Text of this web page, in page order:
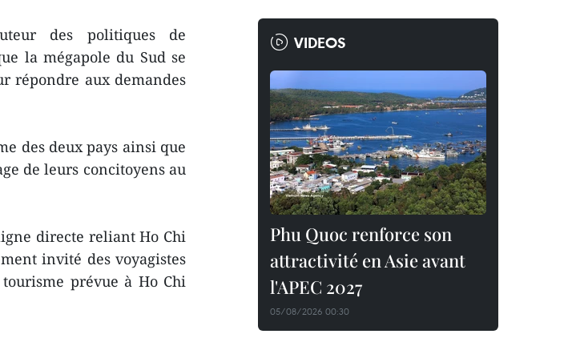
des politiques de
la mégapole du Sud se
répondre aux demandes
des deux pays ainsi que
de leurs concitoyens au
directe reliant Ho Chi
invité des voyagistes
prévue à Ho Chi
VIDEOS
Phu Quoc renforce son
attractivité en Asie avant
l'APEC 2027
05/08/2026 00:30